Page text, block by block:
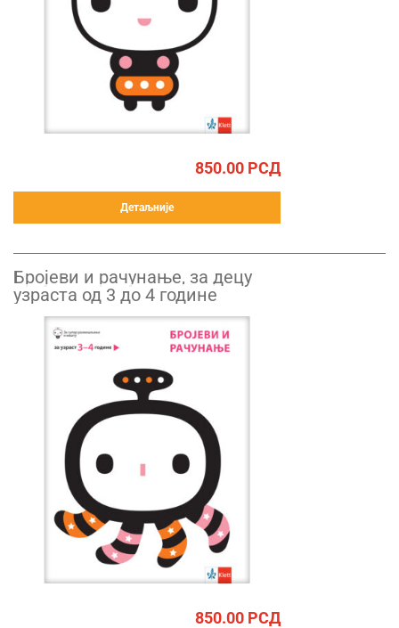
850.00 РСД
Детаљније
Бројеви и рачунање, за децу
узраста од 3 до 4 године
850.00 РСД